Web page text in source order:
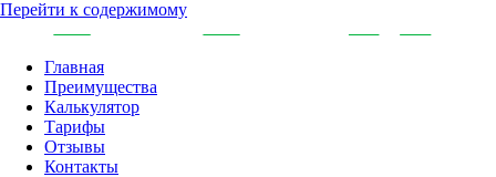
Перейти к содержимому
Главная
Преимущества
Калькулятор
Тарифы
Отзывы
Контакты